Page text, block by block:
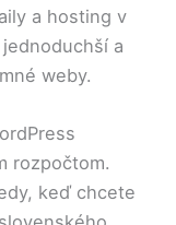
a hosting v
a
weby.
rozpočtom.
keď chcete